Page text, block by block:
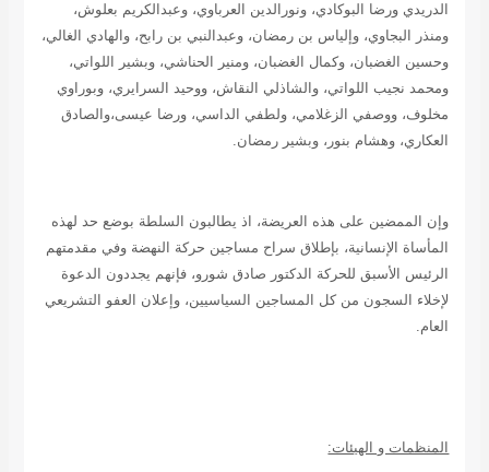
الدريدي ورضا البوكادي، ونورالدين العرباوي، وعبدالكريم بعلوش،
ومنذر البجاوي، وإلياس بن رمضان، وعبدالنبي بن رابح، والهادي الغالي،
وحسين الغضبان، وكمال الغضبان، ومنير الحناشي، وبشير اللواتي،
ومحمد نجيب اللواتي، والشاذلي النقاش، ووحيد السرايري، وبوراوي
مخلوف، ووصفي الزغلامي، ولطفي الداسي، ورضا عيسى،والصادق
العكاري، وهشام بنور، وبشير رمضان.
وإن الممضين على هذه العريضة، اذ يطالبون السلطة بوضع حد لهذه
المأساة الإنسانية، بإطلاق سراح مساجين حركة النهضة وفي مقدمتهم
الرئيس الأسبق للحركة الدكتور صادق شورو، فإنهم يجددون الدعوة
لإخلاء السجون من كل المساجين السياسيين، وإعلان العفو التشريعي
العام.
المنظمات و الهيئات: